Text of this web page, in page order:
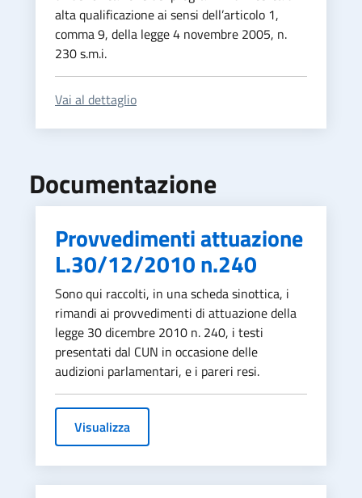
alta qualificazione ai sensi dell’articolo 1,
comma 9, della legge 4 novembre 2005, n.
230 s.m.i.
Vai al dettaglio
Documentazione
Provvedimenti attuazione
L.30/12/2010 n.240
Sono qui raccolti, in una scheda sinottica, i
rimandi ai provvedimenti di attuazione della
legge 30 dicembre 2010 n. 240, i testi
presentati dal CUN in occasione delle
audizioni parlamentari, e i pareri resi.
Visualizza